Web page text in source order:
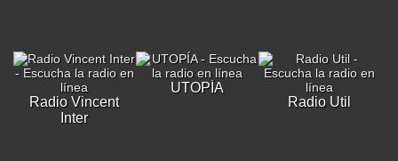
Radio Vincent
Inter
UTOPÍA
Radio Util